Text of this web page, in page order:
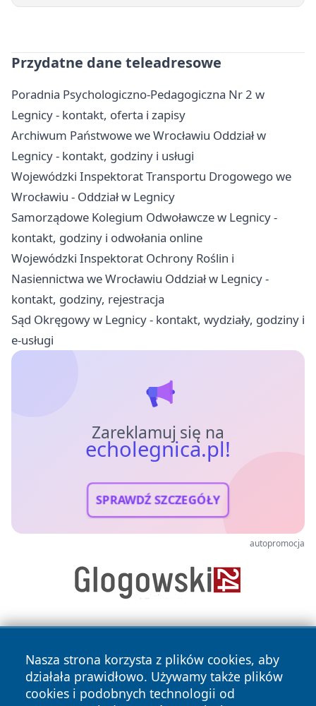
Przydatne dane teleadresowe
Poradnia Psychologiczno-Pedagogiczna Nr 2 w
Legnicy - kontakt, oferta i zapisy
Archiwum Państwowe we Wrocławiu Oddział w
Legnicy - kontakt, godziny i usługi
Wojewódzki Inspektorat Transportu Drogowego we
Wrocławiu - Oddział w Legnicy
Samorządowe Kolegium Odwoławcze w Legnicy -
kontakt, godziny i odwołania online
Wojewódzki Inspektorat Ochrony Roślin i
Nasiennictwa we Wrocławiu Oddział w Legnicy -
kontakt, godziny, rejestracja
Sąd Okręgowy w Legnicy - kontakt, wydziały, godziny i
e-usługi
Zareklamuj się na
echolegnica.pl!
SPRAWDŹ SZCZEGÓŁY
autopromocja
Nasza strona korzysta z plików cookies, aby
działała prawidłowo. Używamy także plików
cookies i podobnych technologii od